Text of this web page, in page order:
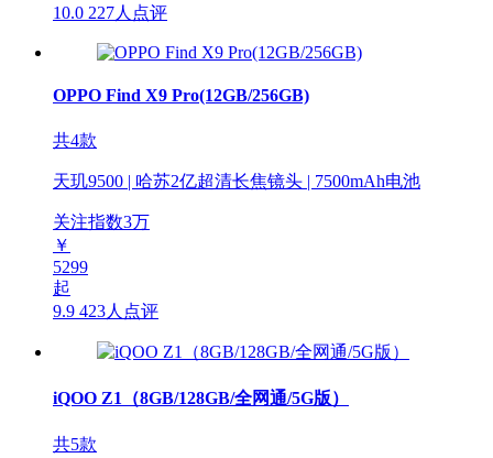
10.0 227人点评
OPPO Find X9 Pro(12GB/256GB)
共4款
天玑9500 | 哈苏2亿超清长焦镜头 | 7500mAh电池
关注指数3万
￥
5299
起
9.9 423人点评
iQOO Z1（8GB/128GB/全网通/5G版）
共5款